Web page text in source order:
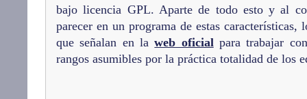
bajo licencia GPL. Aparte de todo esto y al
parecer en un programa de estas características,
que señalan en laweb oficialpara trabajar
rangos asumibles por la práctica totalidad de los